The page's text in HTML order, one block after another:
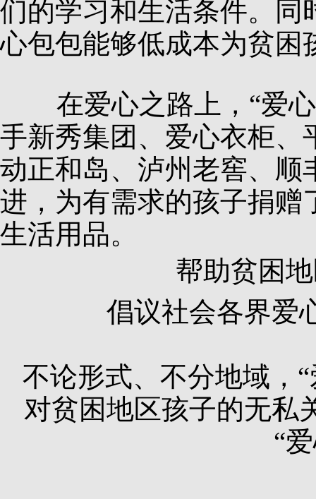
们的学习和生活条件。同
心包包能够低成本为贫困
在爱心之路上，“爱心
手新秀集团、爱心衣柜、
动正和岛、泸州老窖、顺
进，为有需求的孩子捐赠
生活用品。
帮助贫困
倡议社会各界爱
不论形式、不分地域，
对贫困地区孩子的无私
“